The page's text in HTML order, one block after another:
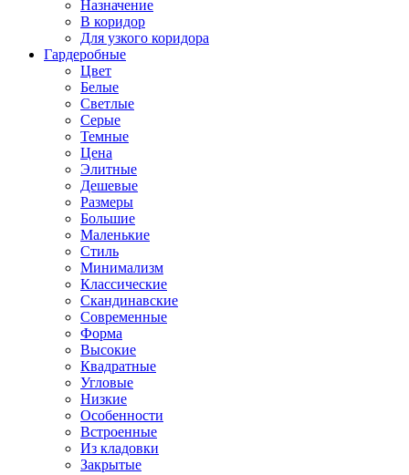
Назначение
В коридор
Для узкого коридора
Гардеробные
Цвет
Белые
Светлые
Серые
Темные
Цена
Элитные
Дешевые
Размеры
Большие
Маленькие
Стиль
Минимализм
Классические
Скандинавские
Современные
Форма
Высокие
Квадратные
Угловые
Низкие
Особенности
Встроенные
Из кладовки
Закрытые